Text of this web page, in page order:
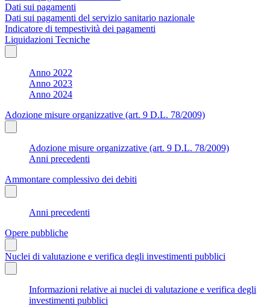
Dati sui pagamenti
Dati sui pagamenti del servizio sanitario nazionale
Indicatore di tempestività dei pagamenti
Liquidazioni Tecniche
Anno 2022
Anno 2023
Anno 2024
Adozione misure organizzative (art. 9 D.L. 78/2009)
Adozione misure organizzative (art. 9 D.L. 78/2009)
Anni precedenti
Ammontare complessivo dei debiti
Anni precedenti
Opere pubbliche
Nuclei di valutazione e verifica degli investimenti pubblici
Informazioni relative ai nuclei di valutazione e verifica degli
investimenti pubblici